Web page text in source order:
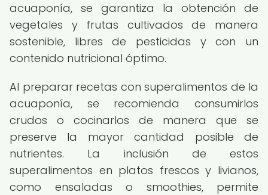
acuaponía, se garantiza la obtención de
vegetales y frutas cultivados de manera
sostenible, libres de pesticidas y con un
contenido nutricional óptimo.
Al preparar recetas con superalimentos de la
acuaponía, se recomienda consumirlos
crudos o cocinarlos de manera que se
preserve la mayor cantidad posible de
nutrientes. La inclusión de estos
superalimentos en platos frescos y livianos,
como ensaladas o smoothies, permite